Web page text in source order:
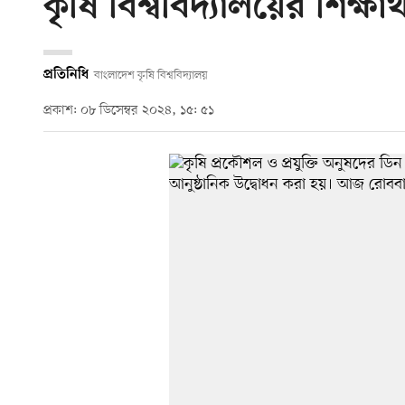
কৃষি বিশ্ববিদ্যালয়ের
প্রতিনিধি বাংলাদেশ কৃষি বিশ্ববিদ্যালয়
প্রকাশ: ০৮ ডিসেম্বর ২০২৪, ১৫: ৫১